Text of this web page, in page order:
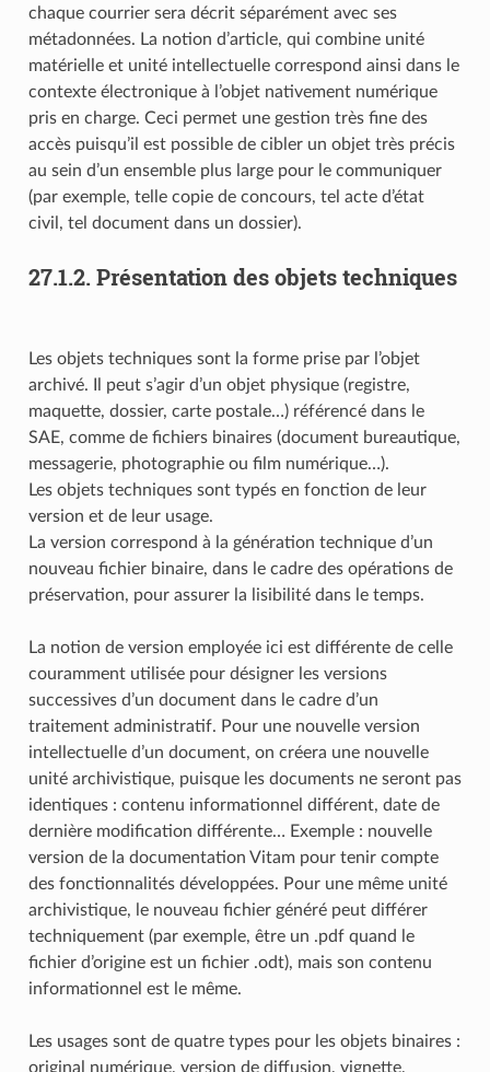
chaque courrier sera décrit séparément avec ses
métadonnées. La notion d’article, qui combine unité
matérielle et unité intellectuelle correspond ainsi dans le
contexte électronique à l’objet nativement numérique
pris en charge. Ceci permet une gestion très fine des
accès puisqu’il est possible de cibler un objet très précis
au sein d’un ensemble plus large pour le communiquer
(par exemple, telle copie de concours, tel acte d’état
civil, tel document dans un dossier).
27.1.2. Présentation des objets techniques
Les objets techniques sont la forme prise par l’objet
archivé. Il peut s’agir d’un objet physique (registre,
maquette, dossier, carte postale…) référencé dans le
SAE, comme de fichiers binaires (document bureautique,
messagerie, photographie ou film numérique…).
Les objets techniques sont typés en fonction de leur
version et de leur usage.
La version correspond à la génération technique d’un
nouveau fichier binaire, dans le cadre des opérations de
préservation, pour assurer la lisibilité dans le temps.
La notion de version employée ici est différente de celle
couramment utilisée pour désigner les versions
successives d’un document dans le cadre d’un
traitement administratif. Pour une nouvelle version
intellectuelle d’un document, on créera une nouvelle
unité archivistique, puisque les documents ne seront pas
identiques : contenu informationnel différent, date de
dernière modification différente… Exemple : nouvelle
version de la documentation Vitam pour tenir compte
des fonctionnalités développées. Pour une même unité
archivistique, le nouveau fichier généré peut différer
techniquement (par exemple, être un .pdf quand le
fichier d’origine est un fichier .odt), mais son contenu
informationnel est le même.
Les usages sont de quatre types pour les objets binaires :
original numérique, version de diffusion, vignette,